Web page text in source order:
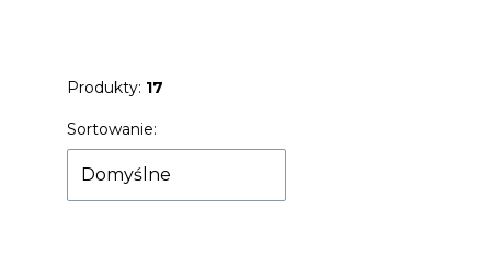
Produkty: 17
Lista produktów
Sortowanie:
Domyślne